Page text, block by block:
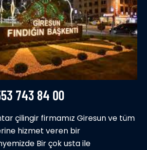
743 84 00
çilingir firmamız Giresun ve tüm
hizmet veren bir
Bir çok usta ile